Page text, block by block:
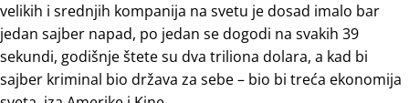
velikih i srednjih kompanija na svetu je dosad imalo bar
jedan sajber napad, po jedan se dogodi na svakih 39
sekundi, godišnje štete su dva triliona dolara, a kad bi
sajber kriminal bio država za sebe – bio bi treća ekonomija